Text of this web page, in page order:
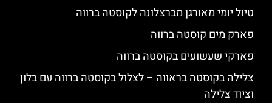
טיול יומי מאורגן מברצלונה לקוסטה ברווה
פארק מים קוסטה ברווה
פארקי שעשועים בקוסטה ברווה
צלילה בקוסטה בראווה – לצלול בקוסטה ברווה עם בלון
וציוד צלילה